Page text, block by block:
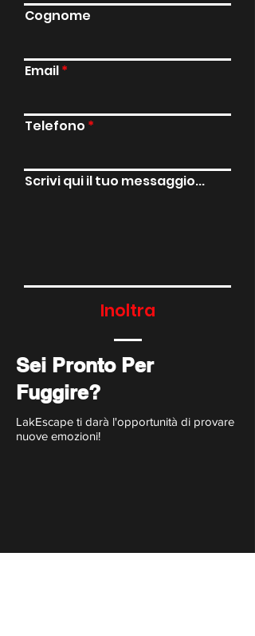
Sei Pronto Per
Fuggire?
Cognome
Email
Telefono
Scrivi qui il tuo messaggio...
Inoltra
LakEscape ti darà l'opportunità di provare
nuove emozioni!